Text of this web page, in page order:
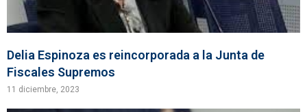
Delia Espinoza es reincorporada a la Junta de
Fiscales Supremos
11 diciembre, 2023